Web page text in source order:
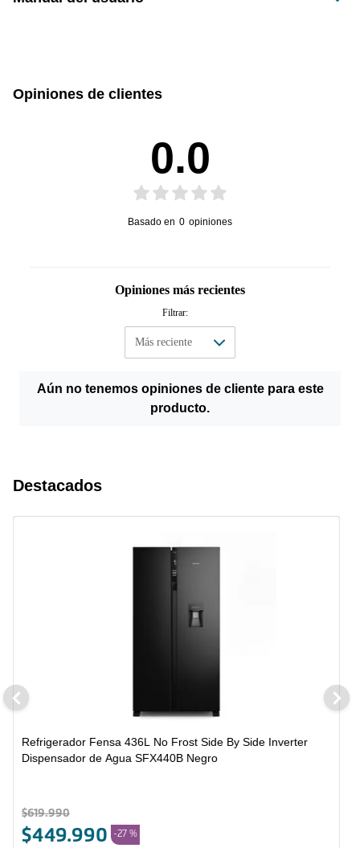
Opiniones de clientes
0.0
Basado en 0 opiniones
Opiniones más recientes
Filtrar:
Aún no tenemos opiniones de cliente para este
producto.
Destacados
Refrigerador Fensa 436L No Frost Side By Side Inverter
Dispensador de Agua SFX440B Negro
$619.990
$449.990 -27 %